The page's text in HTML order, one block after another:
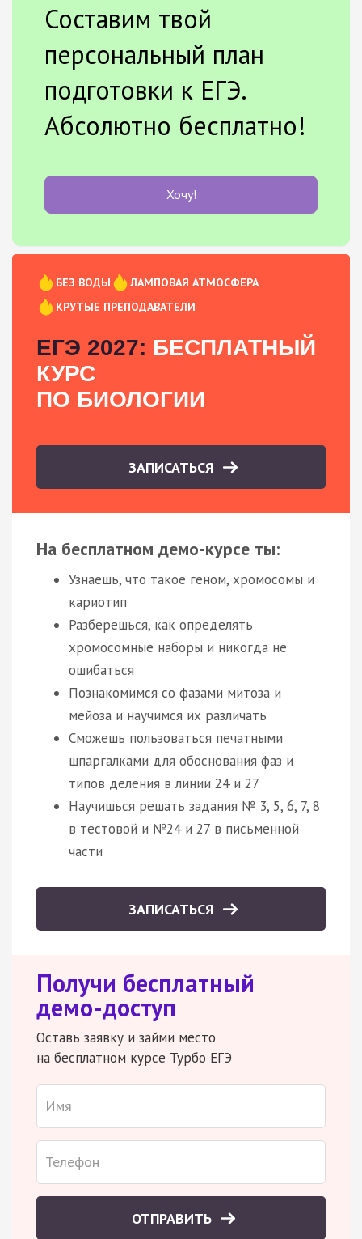
Составим твой
персональный план
подготовки к ЕГЭ.
Абсолютно бесплатно!
Хочу!
БЕЗ ВОДЫ
ЛАМПОВАЯ АТМОСФЕРА
КРУТЫЕ ПРЕПОДАВАТЕЛИ
ЕГЭ 2027: БЕСПЛАТНЫЙ
КУРС
ПО БИОЛОГИИ
ЗАПИСАТЬСЯ
На бесплатном демо-курсе ты:
Узнаешь, что такое геном, хромосомы и
кариотип
Разберешься, как определять
хромосомные наборы и никогда не
ошибаться
Познакомимся со фазами митоза и
мейоза и научимся их различать
Сможешь пользоваться печатными
шпаргалками для обоснования фаз и
типов деления в линии 24 и 27
Научишься решать задания № 3, 5, 6, 7, 8
в тестовой и №24 и 27 в письменной
части
ЗАПИСАТЬСЯ
Получи бесплатный
демо-доступ
Оставь заявку и займи место
на бесплатном курсе Турбо ЕГЭ
ОТПРАВИТЬ